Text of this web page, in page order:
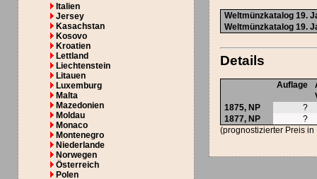
Italien
Jersey
Kasachstan
Kosovo
Kroatien
Lettland
Liechtenstein
Litauen
Luxemburg
Malta
Mazedonien
Moldau
Monaco
Montenegro
Niederlande
Norwegen
Österreich
Polen
Weltmünzkatalog 19.
Weltmünzkatalog 19.
Details
Auflage
1875, NP
?
1877, NP
?
(prognostizierter Preis